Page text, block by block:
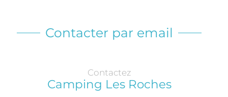
Contacter par email
Contactez
Camping Les Roches